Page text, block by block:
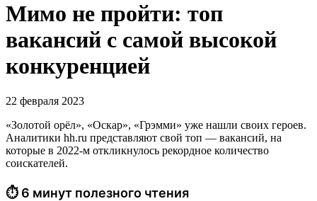
Мимо не пройти: топ
вакансий с самой высокой
конкуренцией
22 февраля 2023
«Золотой орёл», «Оскар», «Грэмми» уже нашли своих героев.
Аналитики hh.ru представляют свой топ — вакансий, на
которые в 2022-м откликнулось рекордное количество
соискателей.
⏱ 6 минут полезного чтения